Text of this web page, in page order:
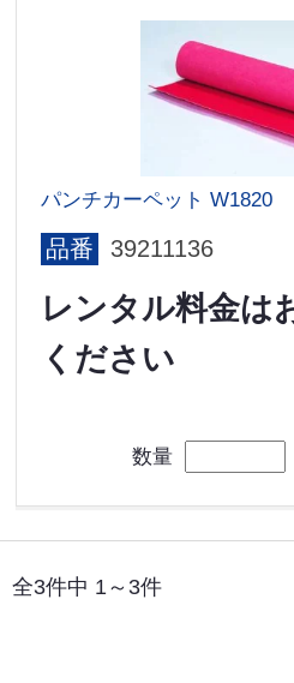
パンチカーペット W1820
品番 39211136
レンタル料金は
ください
数量
全3件中 1～3件